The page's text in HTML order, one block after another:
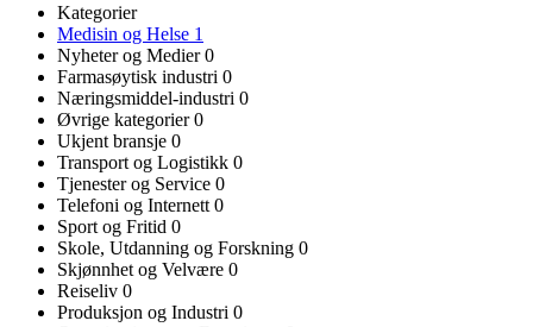
Kategorier
Medisin og Helse 1
Nyheter og Medier0
Farmasøytisk industri 0
Næringsmiddel-industri 0
Øvrige kategorier0
Ukjent bransje 0
Transport og Logistikk 0
Tjenester og Service 0
Telefoni og Internett 0
Sport og Fritid 0
Skole, Utdanning og Forskning 0
Skjønnhet og Velvære 0
Reiseliv 0
Produksjon og Industri 0